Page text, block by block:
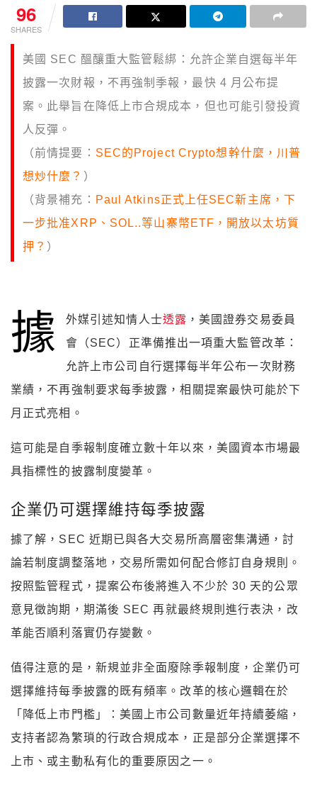
96
SHARES
美國 SEC 醞釀重大監管鬆綁：允許企業自選每半年
披露一次財報，不再強制季報，最快 4 月公布提
案。此舉旨在降低上市合規成本，但也可能引發投資
人反彈。
（前情提要： SEC的Project Crypto想幹什麼，川普
想炒什麼？ ）
（背景補充： Paul Atkins正式上任SEC新主席，下
一步批准XRP、SOL..等山寨幣ETF，開放以太坊質
押？ ）
據 外媒引述知情人士透露 ，美國證券交易委員
會（SEC）正準備推出一項重大監管改革：
允許上市公司自行選擇每半年公布一次財務
業績，不再強制要求每季披露，相關提案最快可能於下
月正式亮相。
這可能是自季報制度確立數十年以來，美國資本市場最
具指標性的披露制度變革。
企業仍可選擇維持每季披露
據了解，SEC 近期已與各大交易所高層密集溝通，討
論若制度調整落地，交易所需如何配合修訂自身規則。
按照監管程式，提案公布後將進入不少於 30 天的公眾
意見徵詢期，期滿後 SEC 再就最終規則進行表決，改
革能否順利落實仍存變數。
值得注意的是，新規並非全面廢除季報制度，企業仍可
選擇維持每季披露的既有頻率。改革的核心邏輯在於
「降低上市門檻」：美國上市公司數量近年持續萎縮，
支持者認為繁瑣的行政合規成本，正是部分企業選擇不
上市、或主動私有化的重要原因之一。